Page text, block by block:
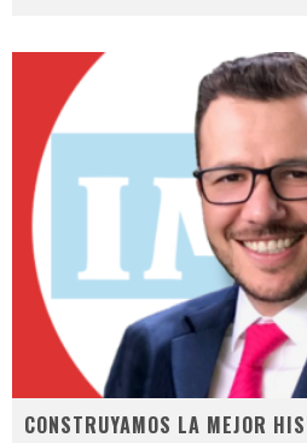
CONSTRUYAMOS LA MEJOR